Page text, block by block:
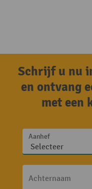
Schrijf u nu
en ontvang
met een
Aanhef
Achternaam